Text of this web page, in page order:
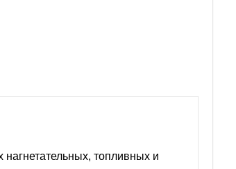
топливных и